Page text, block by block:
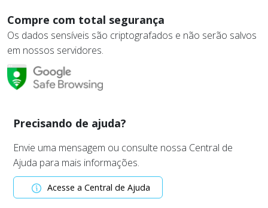
Compre com total segurança
Os dados sensíveis são criptografados e não serão salvos
em nossos servidores.
Precisando de ajuda?
Envie uma mensagem ou consulte nossa Central de
Ajuda para mais informações.
Acesse a Central de Ajuda